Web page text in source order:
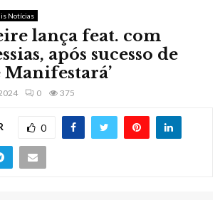
Notícias
lança feat. com
após sucesso de
Manifestará’
0 375
0